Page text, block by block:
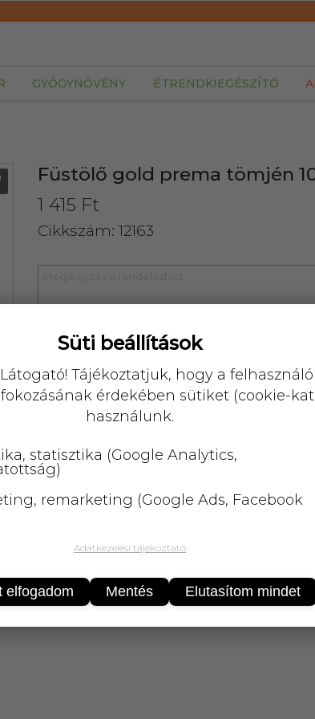
GYÓGYNÖVÉNY ÉTRENDKIEGÉSZÍTŐ
Füstölő gold prema tömjén
1 415 Ft
Cikkszám: 12163
25 000 Ft felett 5 kg-ig
lelki szorongástól; Koncentrálja a
Süti beállítások
Tájékoztatjuk, hogy a felhasználói
érdekében sütiket (cookie-
használunk.
statisztika (Google Analytics,
remarketing (Google Ads, Facebook
Adatkezelési tájékoztató
elfogadom Mentés Elutasítom mindet